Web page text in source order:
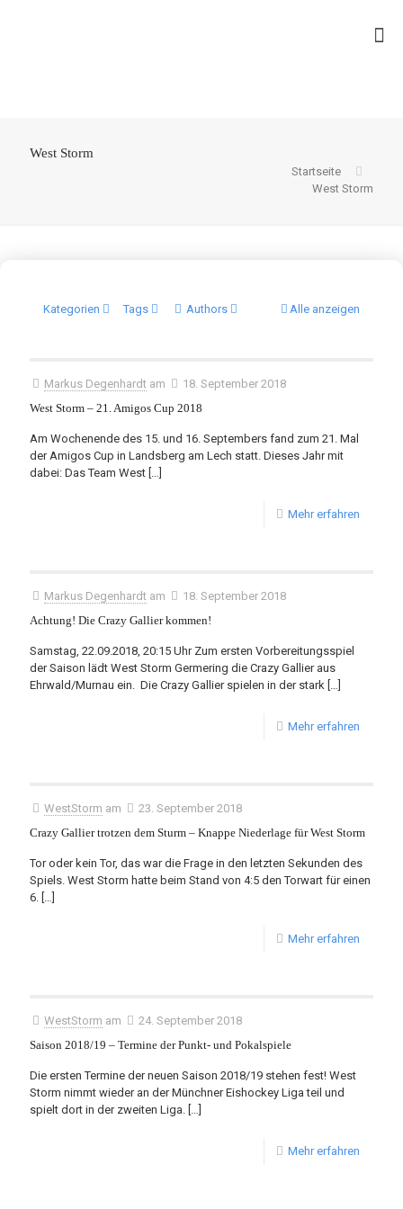
West Storm
Startseite
West Storm
Kategorien Tags Authors Alle anzeigen
Markus Degenhardt am
18. September 2018
West Storm – 21. Amigos Cup 2018
Am Wochenende des 15. und 16. Septembers fand zum 21. Mal
der Amigos Cup in Landsberg am Lech statt. Dieses Jahr mit
dabei: Das Team West […]
Mehr erfahren
Markus Degenhardt am
18. September 2018
Achtung! Die Crazy Gallier kommen!
Samstag, 22.09.2018, 20:15 Uhr Zum ersten Vorbereitungsspiel
der Saison lädt West Storm Germering die Crazy Gallier aus
Ehrwald/Murnau ein. Die Crazy Gallier spielen in der stark […]
Mehr erfahren
WestStorm am
23. September 2018
Crazy Gallier trotzen dem Sturm – Knappe Niederlage für West Storm
Tor oder kein Tor, das war die Frage in den letzten Sekunden des
Spiels. West Storm hatte beim Stand von 4:5 den Torwart für einen
6. […]
Mehr erfahren
WestStorm am
24. September 2018
Saison 2018/19 – Termine der Punkt- und Pokalspiele
Die ersten Termine der neuen Saison 2018/19 stehen fest! West
Storm nimmt wieder an der Münchner Eishockey Liga teil und
spielt dort in der zweiten Liga. […]
Mehr erfahren